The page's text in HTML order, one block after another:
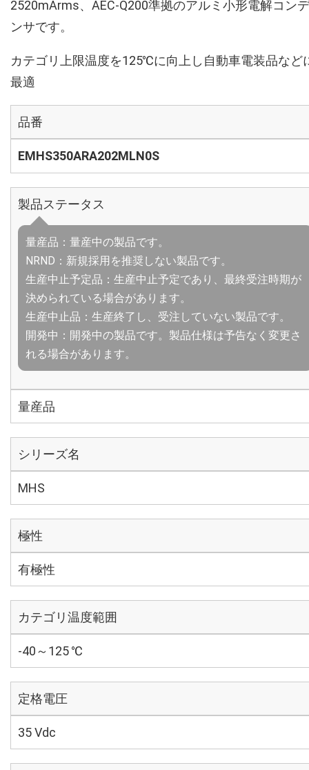
2520mArms、AEC-Q200準拠のアルミ小形電解コンデ
ンサです。
カテゴリ上限温度を125℃に向上し自動車電装品など
最適
品番
EMHS350ARA202MLN0S
製品ステータス
量産品：量産中の製品です。
NRND：新規採用を推奨しない製品です。
生産中止予定品：生産中止予定であり、最終受注時期が
決められている場合があります。
生産中止品：生産終了し、受注していない製品です。
開発中：開発中の製品です。製品仕様は予告なく変更さ
れる場合があります。
量産品
シリーズ名
MHS
極性
有極性
カテゴリ温度範囲
-40～125 ℃
定格電圧
35 Vdc